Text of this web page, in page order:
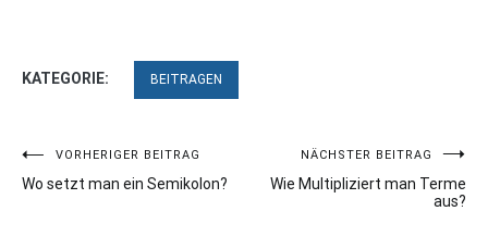
KATEGORIE: BEITRAGEN
Beitragsnavigation
VORHERIGER BEITRAG
Wo setzt man ein Semikolon?
NÄCHSTER BEITRAG
Wie Multipliziert man Terme
aus?